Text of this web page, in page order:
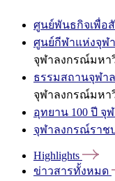
ศูนย์พันธกิจเพื่อ
ศูนย์กีฬาแห่งจุฬ
จุฬาลงกรณ์มหา
ธรรมสถานจุฬา
จุฬาลงกรณ์มหา
อุทยาน 100 ปี จุ
จุฬาลงกรณ์ราช
Highlights
ข่าวสารทั้งหมด